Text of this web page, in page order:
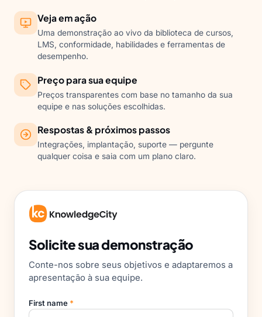
Veja em ação
Uma demonstração ao vivo da biblioteca de cursos,
LMS, conformidade, habilidades e ferramentas de
desempenho.
Preço para sua equipe
Preços transparentes com base no tamanho da sua
equipe e nas soluções escolhidas.
Respostas & próximos passos
Integrações, implantação, suporte — pergunte
qualquer coisa e saia com um plano claro.
Solicite sua demonstração
Conte-nos sobre seus objetivos e adaptaremos a
apresentação à sua equipe.
First name *